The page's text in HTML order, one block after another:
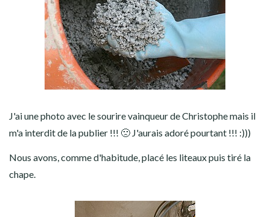
J'ai une photo avec le sourire vainqueur de Christophe mais il
m'a interdit de la publier !!! 🙁 J'aurais adoré pourtant !!! :)))
Nous avons, comme d'habitude, placé les liteaux puis tiré la
chape.